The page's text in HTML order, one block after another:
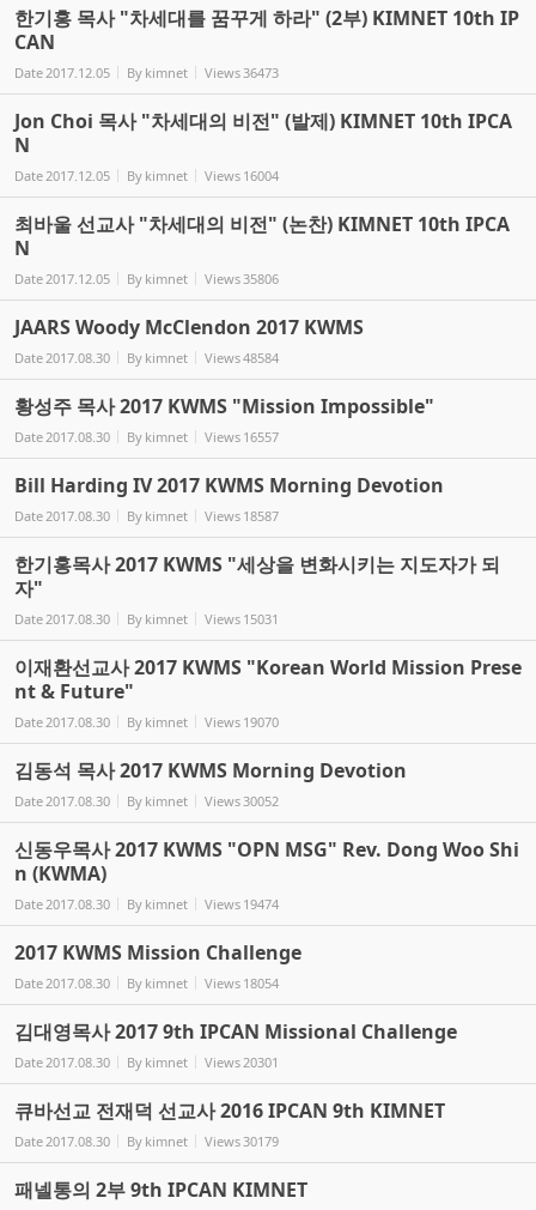
한기홍 목사 "차세대를 꿈꾸게 하라" (2부) KIMNET 10th IP
CAN
Date2017.12.05 By kimnet Views36473
Jon Choi 목사 "차세대의 비전" (발제) KIMNET 10th IPCA
N
Date2017.12.05 By kimnet Views 16004
최바울 선교사 "차세대의 비전" (논찬) KIMNET 10th IPCA
N
Date2017.12.05 By kimnet Views35806
JAARS Woody McClendon 2017 KWMS
Date2017.08.30 By kimnet Views48584
황성주 목사 2017 KWMS "Mission Impossible"
Date2017.08.30 By kimnet Views 16557
Bill Harding IV 2017 KWMS Morning Devotion
Date2017.08.30 By kimnet Views 18587
한기홍목사 2017 KWMS "세상을 변화시키는 지도자가 되
자"
Date2017.08.30 By kimnet Views 15031
이재환선교사 2017 KWMS "Korean World Mission Prese
nt & Future"
Date2017.08.30 By kimnet Views 19070
김동석 목사 2017 KWMS Morning Devotion
Date2017.08.30 By kimnet Views30052
신동우목사 2017 KWMS "OPN MSG" Rev. Dong Woo Shi
n (KWMA)
Date2017.08.30 By kimnet Views 19474
2017 KWMS Mission Challenge
Date2017.08.30 By kimnet Views 18054
김대영목사 2017 9th IPCAN Missional Challenge
Date2017.08.30 By kimnet Views20301
큐바선교 전재덕 선교사 2016 IPCAN 9th KIMNET
Date2017.08.30 By kimnet Views30179
패넬통의 2부 9th IPCAN KIMNET